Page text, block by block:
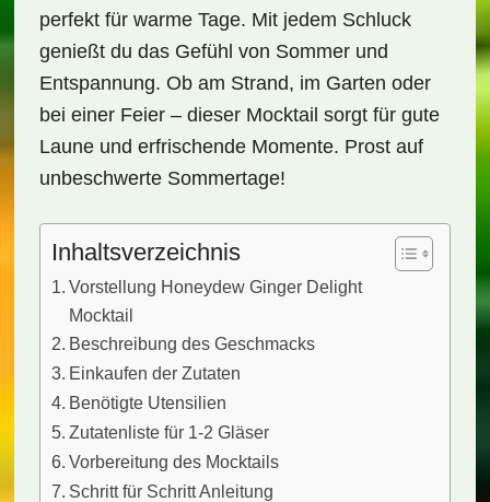
perfekt für warme Tage. Mit jedem Schluck
genießt du das Gefühl von Sommer und
Entspannung. Ob am Strand, im Garten oder
bei einer Feier – dieser Mocktail sorgt für gute
Laune und erfrischende Momente. Prost auf
unbeschwerte Sommertage!
Inhaltsverzeichnis
Vorstellung Honeydew Ginger Delight
Mocktail
Beschreibung des Geschmacks
Einkaufen der Zutaten
Benötigte Utensilien
Zutatenliste für 1-2 Gläser
Vorbereitung des Mocktails
Schritt für Schritt Anleitung